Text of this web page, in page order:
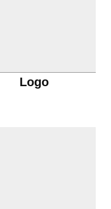
Logo